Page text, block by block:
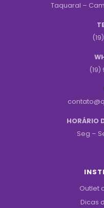
Taquaral –
(19)
HORÁRIO
Seg –
Outlet
Dicas